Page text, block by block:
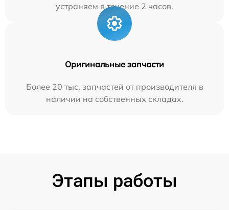
устраняем в течение 2 часов.
Оригинальные запчасти
Более 20 тыс. запчастей от производителя в
наличии на собственных складах.
Этапы работы